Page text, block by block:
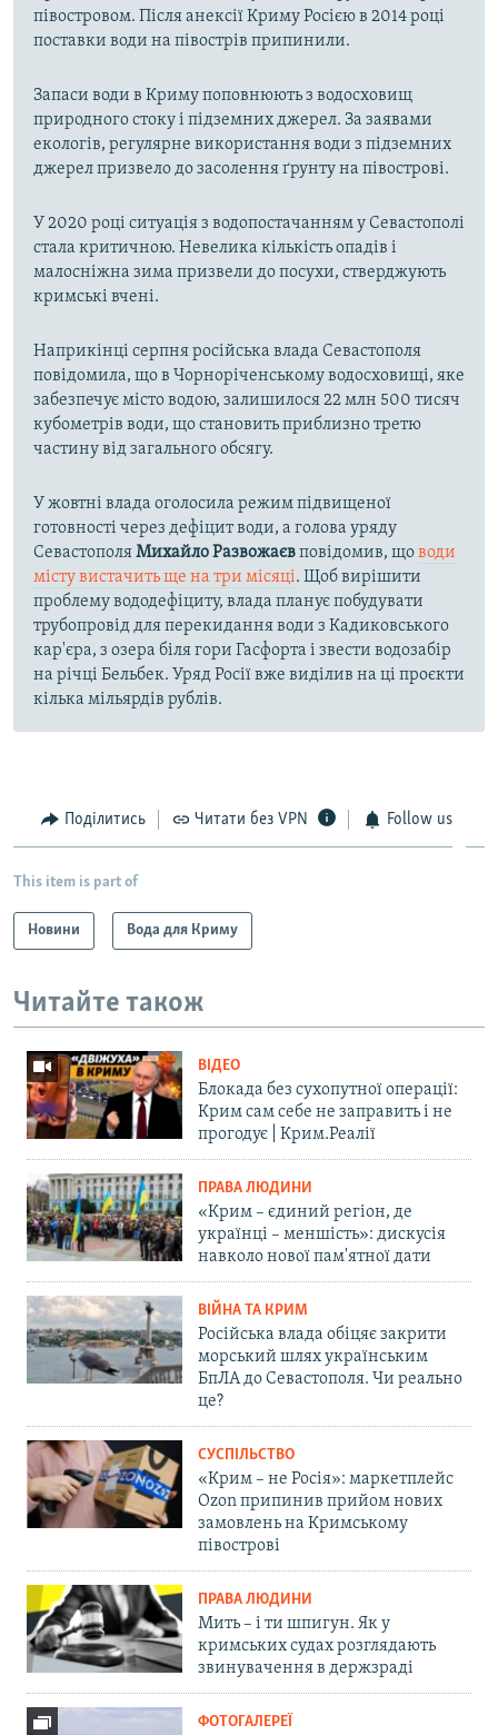
півостровом. Після анексії Криму Росією в 2014 році
поставки води на півострів припинили.
Запаси води в Криму поповнюють з водосховищ
природного стоку і підземних джерел. За заявами
екологів, регулярне використання води з підземних
джерел призвело до засолення ґрунту на півострові.
У 2020 році ситуація з водопостачанням у Севастополі
стала критичною. Невелика кількість опадів і
малосніжна зима призвели до посухи, стверджують
кримські вчені.
Наприкінці серпня російська влада Севастополя
повідомила, що в Чорноріченському водосховищі, яке
забезпечує місто водою, залишилося 22 млн 500 тисяч
кубометрів води, що становить приблизно третю
частину від загального обсягу.
У жовтні влада оголосила режим підвищеної
готовності через дефіцит води, а голова уряду
СевастополяМихайло Развожаєвповідомив, щоводи
місту вистачить ще на три місяці. Щоб вирішити
проблему вододефіциту, влада планує побудувати
трубопровід для перекидання води з Кадиковського
кар'єра, з озера біля гори Гасфорта і звести водозабір
на річці Бельбек. Уряд Росії вже виділив на ці проєкти
кілька мільярдів рублів.
Поділитись Читати без VPN Follow us
This item is part of
Новини Вода для Криму
Читайте також
ВІДЕО
Блокада без сухопутної операції:
Крим сам себе не заправить і не
прогодує | Крим.Реалії
ПРАВА ЛЮДИНИ
«Крим – єдиний регіон, де
українці – меншість»: дискусія
навколо нової пам'ятної дати
ВІЙНА ТА КРИМ
Російська влада обіцяє закрити
морський шлях українським
БпЛА до Севастополя. Чи реально
це?
СУСПІЛЬСТВО
«Крим – не Росія»: маркетплейс
Ozon припинив прийом нових
замовлень на Кримському
півострові
ПРАВА ЛЮДИНИ
Мить – і ти шпигун. Як у
кримських судах розглядають
звинувачення в держзраді
ФОТОГАЛЕРЕЇ